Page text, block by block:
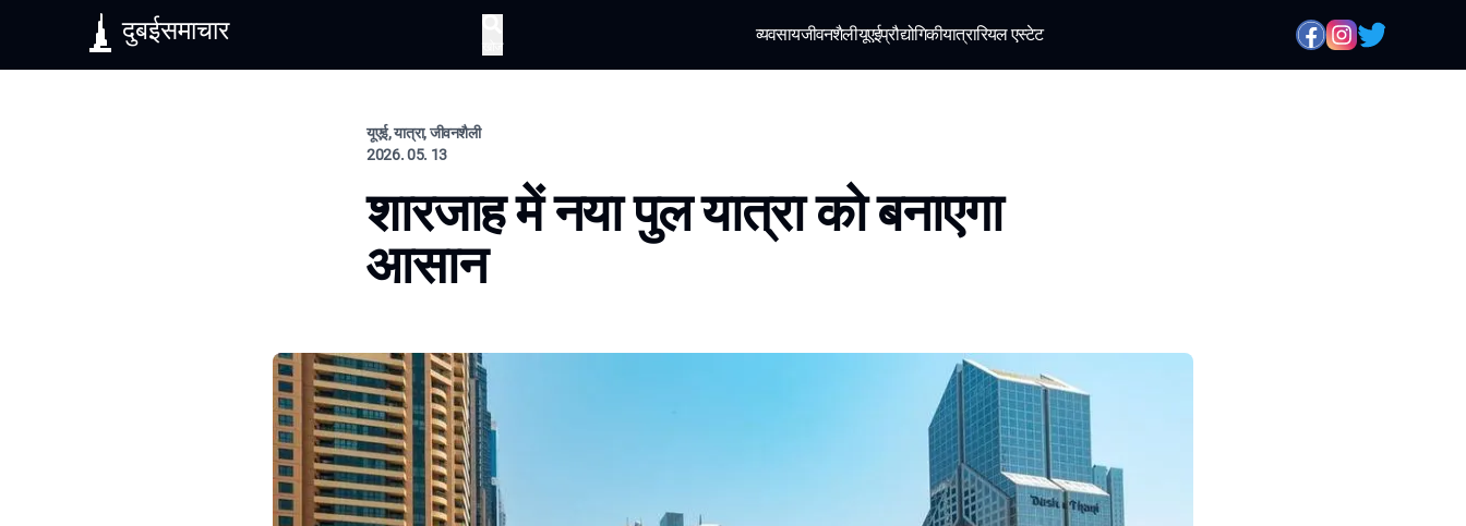
दुबईसमाचार व्यवसायजीवनशैलीयूएईप्रौद्योगिकीयात्रारियल एस्टेट
यूएई, यात्रा, जीवनशैली
2026. 05. 13
शारजाह में नया पुल यात्रा को बनाएगा
आसान